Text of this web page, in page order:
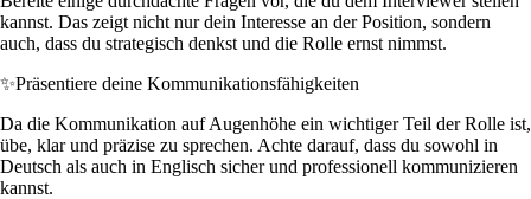
kannst. Das zeigt nicht nur dein Interesse an der Position, sondern
auch, dass du strategisch denkst und die Rolle ernst nimmst.
✨Präsentiere deine Kommunikationsfähigkeiten
Da die Kommunikation auf Augenhöhe ein wichtiger Teil der Rolle ist,
übe, klar und präzise zu sprechen. Achte darauf, dass du sowohl in
Deutsch als auch in Englisch sicher und professionell kommunizieren
kannst.